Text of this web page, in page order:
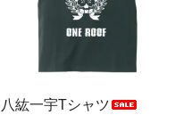
八紘一宇Tシャツ